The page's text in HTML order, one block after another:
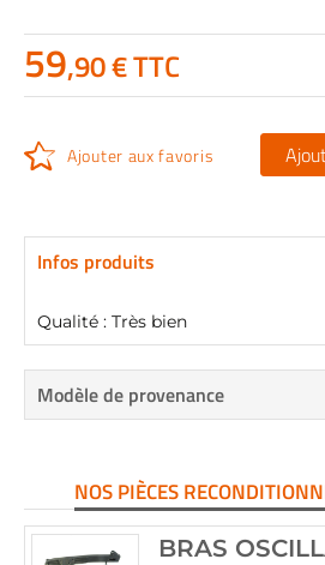
59,90 € TTC
Ajouter aux favoris
Infos produits
Qualité : Très bien
Modèle de provenance
NOS PIÈCES
BRAS